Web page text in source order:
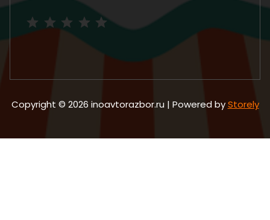
Copyright © 2026 inoavtorazbor.ru | Powered byStorely